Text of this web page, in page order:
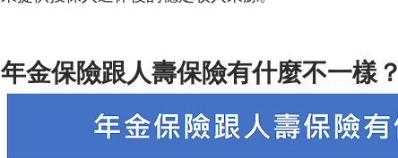
年金保險跟人壽保險有什麼不一樣？